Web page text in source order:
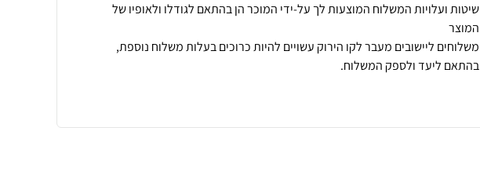
שיטות ועלויות המשלוח המוצעות לך על-ידי המוכר הן בהתאם לגודלו ולאופיו של
המוצר
משלוחים ליישובים מעבר לקו הירוק עשויים להיות כרוכים בעלות משלוח נוספת,
בהתאם ליעד ולספק המשלוח.